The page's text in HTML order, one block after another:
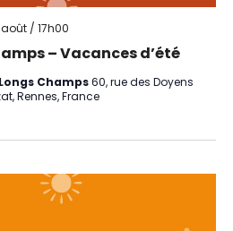
– Vacances d’été
/ 17h00
Champs60, rue des Doyens
Rennes, France